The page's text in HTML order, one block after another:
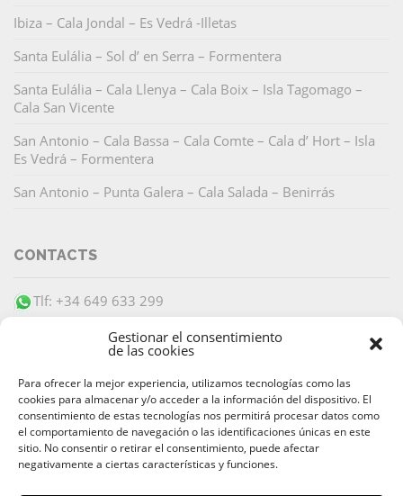
Gestionar el consentimiento
de las cookies
Para ofrecer la mejor experiencia, utilizamos tecnologías como las
cookies para almacenar y/o acceder a la información del dispositivo. El
consentimiento de estas tecnologías nos permitirá procesar datos como
el comportamiento de navegación o las identificaciones únicas en este
sitio. No consentir o retirar el consentimiento, puede afectar
negativamente a ciertas características y funciones.
Ibiza – Cala Jondal – Es Vedrá -Illetas
Santa Eulália – Sol d’ en Serra – Formentera
Santa Eulália – Cala Llenya – Cala Boix – Isla Tagomago –
Cala San Vicente
San Antonio – Cala Bassa – Cala Comte – Cala d’ Hort – Isla
Es Vedrá – Formentera
San Antonio – Punta Galera – Cala Salada – Benirrás
CONTACTS
Tlf: +34 649 633 299
PAIEMENT SÉCURISÉ